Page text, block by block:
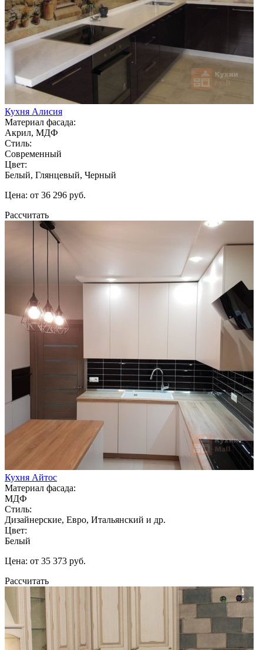
Кухня Алисия
Материал фасада:
Акрил, МДФ
Стиль:
Современный
Цвет:
Белый, Глянцевый, Черный
Цена: от 36 296 руб.
Рассчитать
Кухня Айтос
Материал фасада:
МДФ
Стиль:
Дизайнерские, Евро, Итальянский и др.
Цвет:
Белый
Цена: от 35 373 руб.
Рассчитать